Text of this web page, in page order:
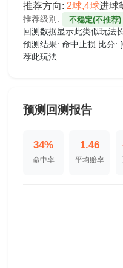
推荐方向: 2球,4球进球
推荐级别: 不稳定(不推荐)
回测数据显示此类似玩法
预测结果: 命中止损 比分:
荐此玩法
预测回测报告
34%
命中率
1.46
平均赔率